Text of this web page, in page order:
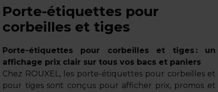
Porte-étiquettes pour
corbeilles et tiges
Porte-étiquettes pour corbeilles et tiges : un
affichage prix clair sur tous vos bacs et paniers
Chez ROUXEL, les porte-étiquettes pour corbeilles et
pour tiges sont conçus pour afficher prix, promos et